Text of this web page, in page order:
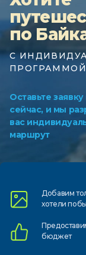
по
С
Оставьте
сейчас, и мы
вас
маршрут
Добавим
хотели
бюджет